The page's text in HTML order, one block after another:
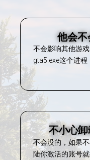
他会不
不会影响其他游
gta5.exe这个进
不小心
不会没的，如果
陆你激活的账号